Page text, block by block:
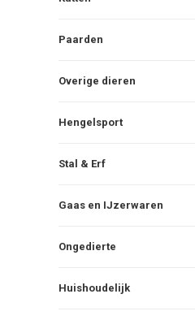
Paarden
Overige dieren
Hengelsport
Stal & Erf
Gaas en IJzerwaren
Ongedierte
Huishoudelijk